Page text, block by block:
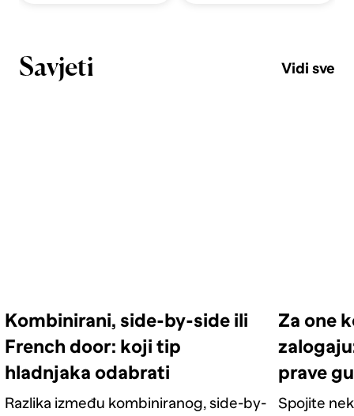
Savjeti Vidi sve
Kombinirani, side-by-side ili
French door: koji tip
hladnjaka odabrati
Razlika između kombiniranog, side-by-
Za one
prave
Spojite